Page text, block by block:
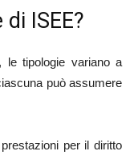
ISEE?
le tipologie variano a
può assumere
per il diritto